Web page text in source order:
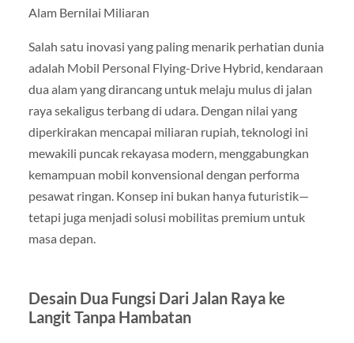
Alam Bernilai Miliaran
Salah satu inovasi yang paling menarik perhatian dunia
adalah Mobil Personal Flying-Drive Hybrid, kendaraan
dua alam yang dirancang untuk melaju mulus di jalan
raya sekaligus terbang di udara. Dengan nilai yang
diperkirakan mencapai miliaran rupiah, teknologi ini
mewakili puncak rekayasa modern, menggabungkan
kemampuan mobil konvensional dengan performa
pesawat ringan. Konsep ini bukan hanya futuristik—
tetapi juga menjadi solusi mobilitas premium untuk
masa depan.
Desain Dua Fungsi Dari Jalan Raya ke
Langit Tanpa Hambatan